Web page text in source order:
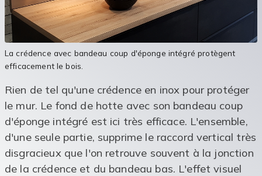
La crédence avec bandeau coup d'éponge intégré protègent
efficacement le bois.
Rien de tel qu'une crédence en inox pour protéger
le mur. Le fond de hotte avec son bandeau coup
d'éponge intégré est ici très efficace. L'ensemble,
d'une seule partie, supprime le raccord vertical très
disgracieux que l'on retrouve souvent à la jonction
de la crédence et du bandeau bas. L'effet visuel